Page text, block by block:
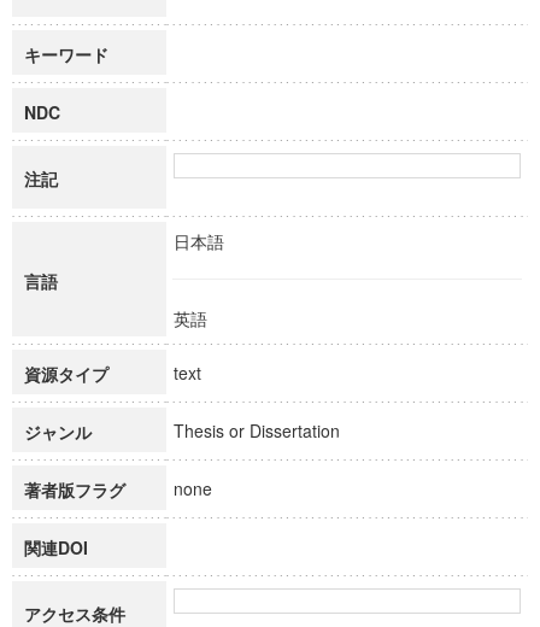
キーワード
NDC
注記
言語
日本語
英語
資源タイプ text
ジャンル Thesis or Dissertation
著者版フラグ none
関連DOI
アクセス条件